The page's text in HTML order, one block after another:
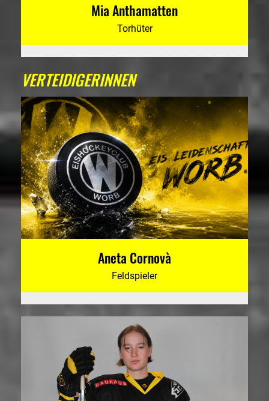
Mia Anthamatten
Torhüter
VERTEIDIGERINNEN
Aneta Cornovà
Feldspieler